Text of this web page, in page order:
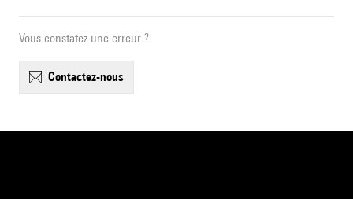
Vous constatez une erreur ?
contactez-nous